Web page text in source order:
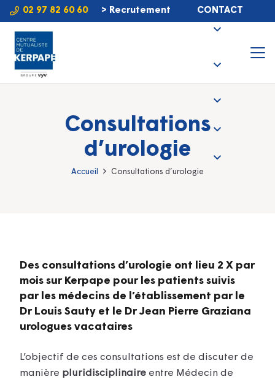
02 97 82 60 60 > Recrutement CONTACT
Consultations
d’urologie
Accueil Consultations d’urologie
Des consultations d’urologie ont lieu 2 X par
mois sur Kerpape pour les patients suivis
par les médecins de l’établissement par le
Dr Louis Sauty et le Dr Jean Pierre Graziana
urologues vacataires
L’objectif de ces consultations est de discuter de
manière pluridisciplinaire entre Médecin de